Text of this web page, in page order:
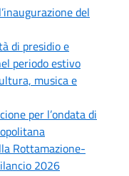
del
di presidio e
periodo estivo
musica e
per l’ondata di
Rottamazione-
2026